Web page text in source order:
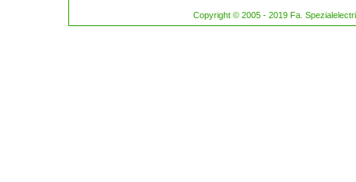
Copyright © 2005 - 2019 Fa.